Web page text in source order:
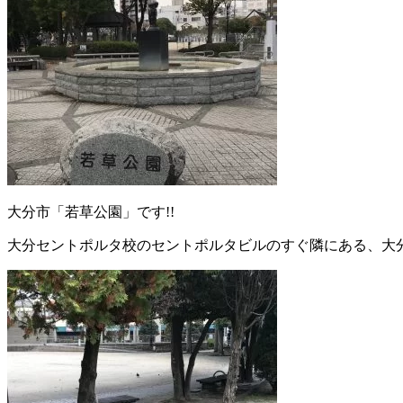
大分市「若草公園」です!!
大分セントポルタ校のセントポルタビルのすぐ隣にある、大